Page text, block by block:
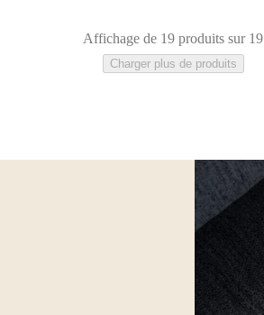
Affichage de 19 produits sur 19
Charger plus de produits